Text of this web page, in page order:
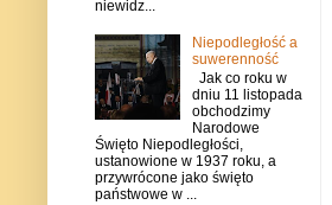
niewidz...
Niepodległość a
suwerenność
Jak co roku w
dniu 11 listopada
obchodzimy
Narodowe
Święto Niepodległości,
ustanowione w 1937 roku, a
przywrócone jako święto
państwowe w ...